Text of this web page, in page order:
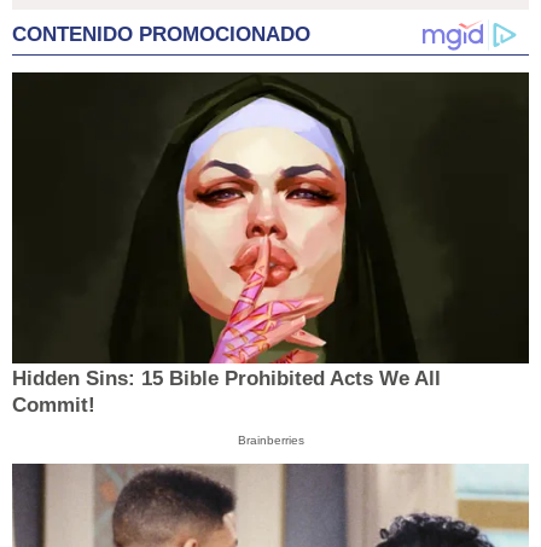
CONTENIDO PROMOCIONADO
Hidden Sins: 15 Bible Prohibited Acts We All
Commit!
Brainberries